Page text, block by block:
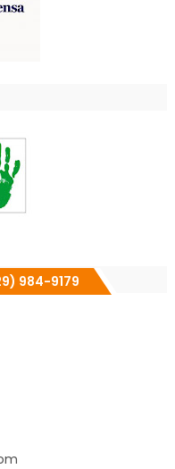
984-9179